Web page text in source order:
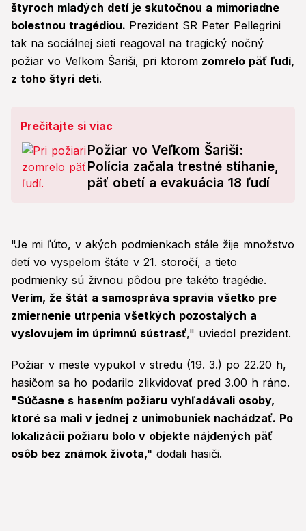
štyroch mladých detí je skutočnou a mimoriadne
bolestnou tragédiou. Prezident SR Peter Pellegrini
tak na sociálnej sieti reagoval na tragický nočný
požiar vo Veľkom Šariši, pri ktorom zomrelo päť ľudí,
z toho štyri deti.
Prečítajte si viac
Požiar vo Veľkom Šariši:
Polícia začala trestné stíhanie,
päť obetí a evakuácia 18 ľudí
"Je mi ľúto, v akých podmienkach stále žije množstvo
detí vo vyspelom štáte v 21. storočí, a tieto
podmienky sú živnou pôdou pre takéto tragédie.
Verím, že štát a samospráva spravia všetko pre
zmiernenie utrpenia všetkých pozostalých a
vyslovujem im úprimnú sústrasť," uviedol prezident.
Požiar v meste vypukol v stredu (19. 3.) po 22.20 h,
hasičom sa ho podarilo zlikvidovať pred 3.00 h ráno.
"Súčasne s hasením požiaru vyhľadávali osoby,
ktoré sa mali v jednej z unimobuniek nachádzať. Po
lokalizácii požiaru bolo v objekte nájdených päť
osôb bez známok života," dodali hasiči.